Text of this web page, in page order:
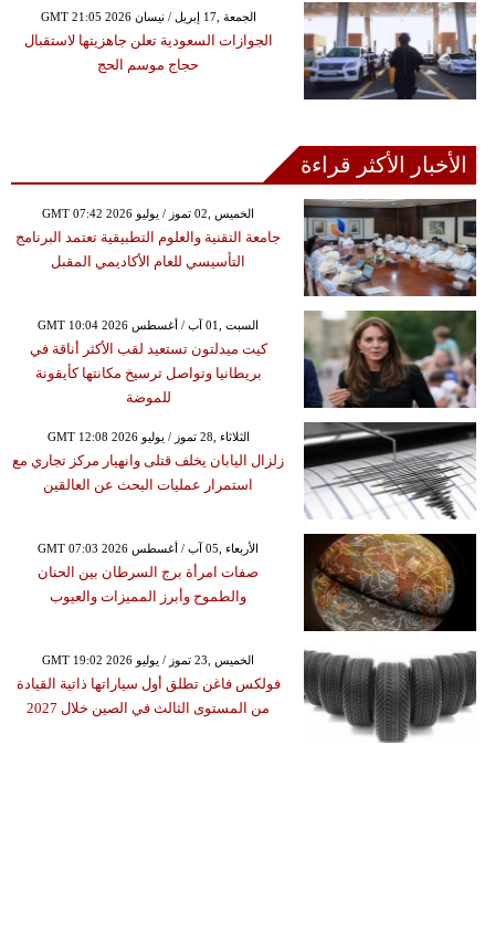
GMT 21:05 2026 الجمعة ,17 إبريل / نيسان
الجوازات السعودية تعلن جاهزيتها لاستقبال
حجاج موسم الحج
الأخبار الأكثر قراءة
GMT 07:42 2026 الخميس ,02 تموز / يوليو
جامعة التقنية والعلوم التطبيقية تعتمد البرنامج
التأسيسي للعام الأكاديمي المقبل
GMT 10:04 2026 السبت ,01 آب / أغسطس
كيت ميدلتون تستعيد لقب الأكثر أناقة في
بريطانيا وتواصل ترسيخ مكانتها كأيقونة
للموضة
GMT 12:08 2026 الثلاثاء ,28 تموز / يوليو
زلزال اليابان يخلف قتلى وانهيار مركز تجاري مع
استمرار عمليات البحث عن العالقين
GMT 07:03 2026 الأربعاء ,05 آب / أغسطس
صفات امرأة برج السرطان بين الحنان
والطموح وأبرز المميزات والعيوب
GMT 19:02 2026 الخميس ,23 تموز / يوليو
فولكس فاغن تطلق أول سياراتها ذاتية القيادة
من المستوى الثالث في الصين خلال 2027